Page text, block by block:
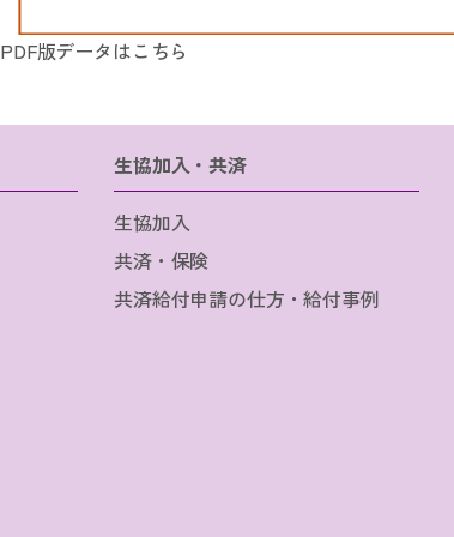
PDF版データはこちら
生協加入・共済
生協加入
共済・保険
共済給付申請の仕方・給付事例